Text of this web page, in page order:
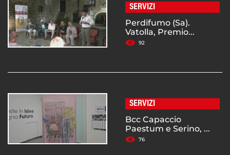
SERVIZI
Perdifumo (Sa).
Vatolla, Premio...
92
SERVIZI
Bcc Capaccio
Paestum e Serino, ...
76